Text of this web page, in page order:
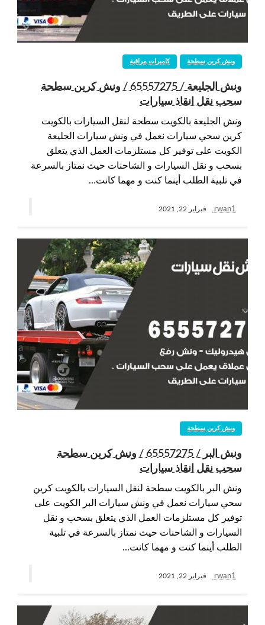
كاميرات مراقبة ونش كرين سطحة
ونش الجليعة / 65557275 / ونش كرين سطحة
سحب نقل انقاذ سيارات
ونش الجليعة بالكويت سطحة لنقل السيارات بالكويت
كرين سحي سيارات نعمل في ونش سيارات الجليعة
الكويت على توفير كل مستلزمات العمل الذي يتعلق
بسحب و نقل السيارات و الشاحنات حيث نمتاز بالسرعة
في تلبية الطلب أينما كنت و مهما كانت…
rwan1 فبراير 22, 2021
ونش كرين سطحة
ونش البر / 65557275 / ونش كرين سطحة
سحب نقل انقاذ سيارات
ونش البر بالكويت سطحة لنقل السيارات بالكويت كرين
سحي سيارات نعمل في ونش سيارات البر الكويت على
توفير كل مستلزمات العمل الذي يتعلق بسحب و نقل
السيارات و الشاحنات حيث نمتاز بالسرعة في تلبية
الطلب أينما كنت و مهما كانت…
rwan1 فبراير 22, 2021